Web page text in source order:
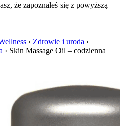
że zapoznałeś się z powyższą
› Zdrowie i uroda ›
› Skin Massage Oil – codzienna